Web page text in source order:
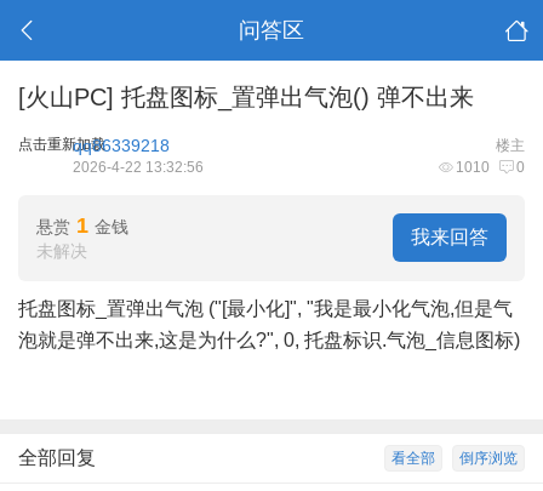
问答区
[火山PC] 托盘图标_置弹出气泡() 弹不出来
点击重新加载 楼主
qq86339218
1010 0
2026-4-22 13:32:56
我来回答
悬赏 1 金钱
未解决
托盘图标_置弹出气泡 ("[最小化]", "我是最小化气泡,但是气
泡就是弹不出来,这是为什么?", 0, 托盘标识.气泡_信息图标)
倒序浏览
看全部
全部回复